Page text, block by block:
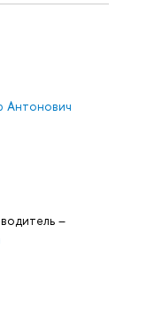
Антонович
–